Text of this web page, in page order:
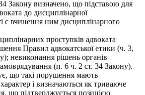
Закону визначено, що підставою для
до дисциплінарної
є вчинення ним дисциплінарного
проступків адвоката
Правил адвокатської етики (ч. 3,
невиконання рішень органів
(п. 6 ч. 2 ст. 34 Закону).
що такі порушення мають
і визначаються як триваюче
що підтверджується позицією